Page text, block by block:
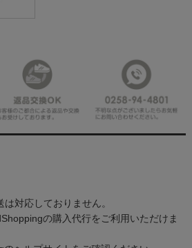
対応しておりません。
の購入代行をご利用いただけま